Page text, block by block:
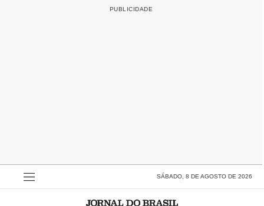
SÁBADO, 8 DE AGOSTO DE 2026